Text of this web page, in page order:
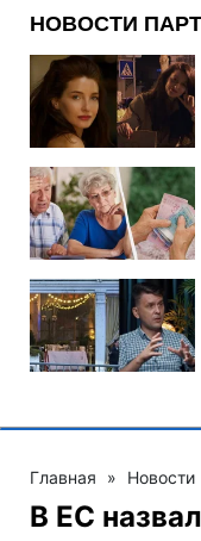
Главная » Новости
В ЕС